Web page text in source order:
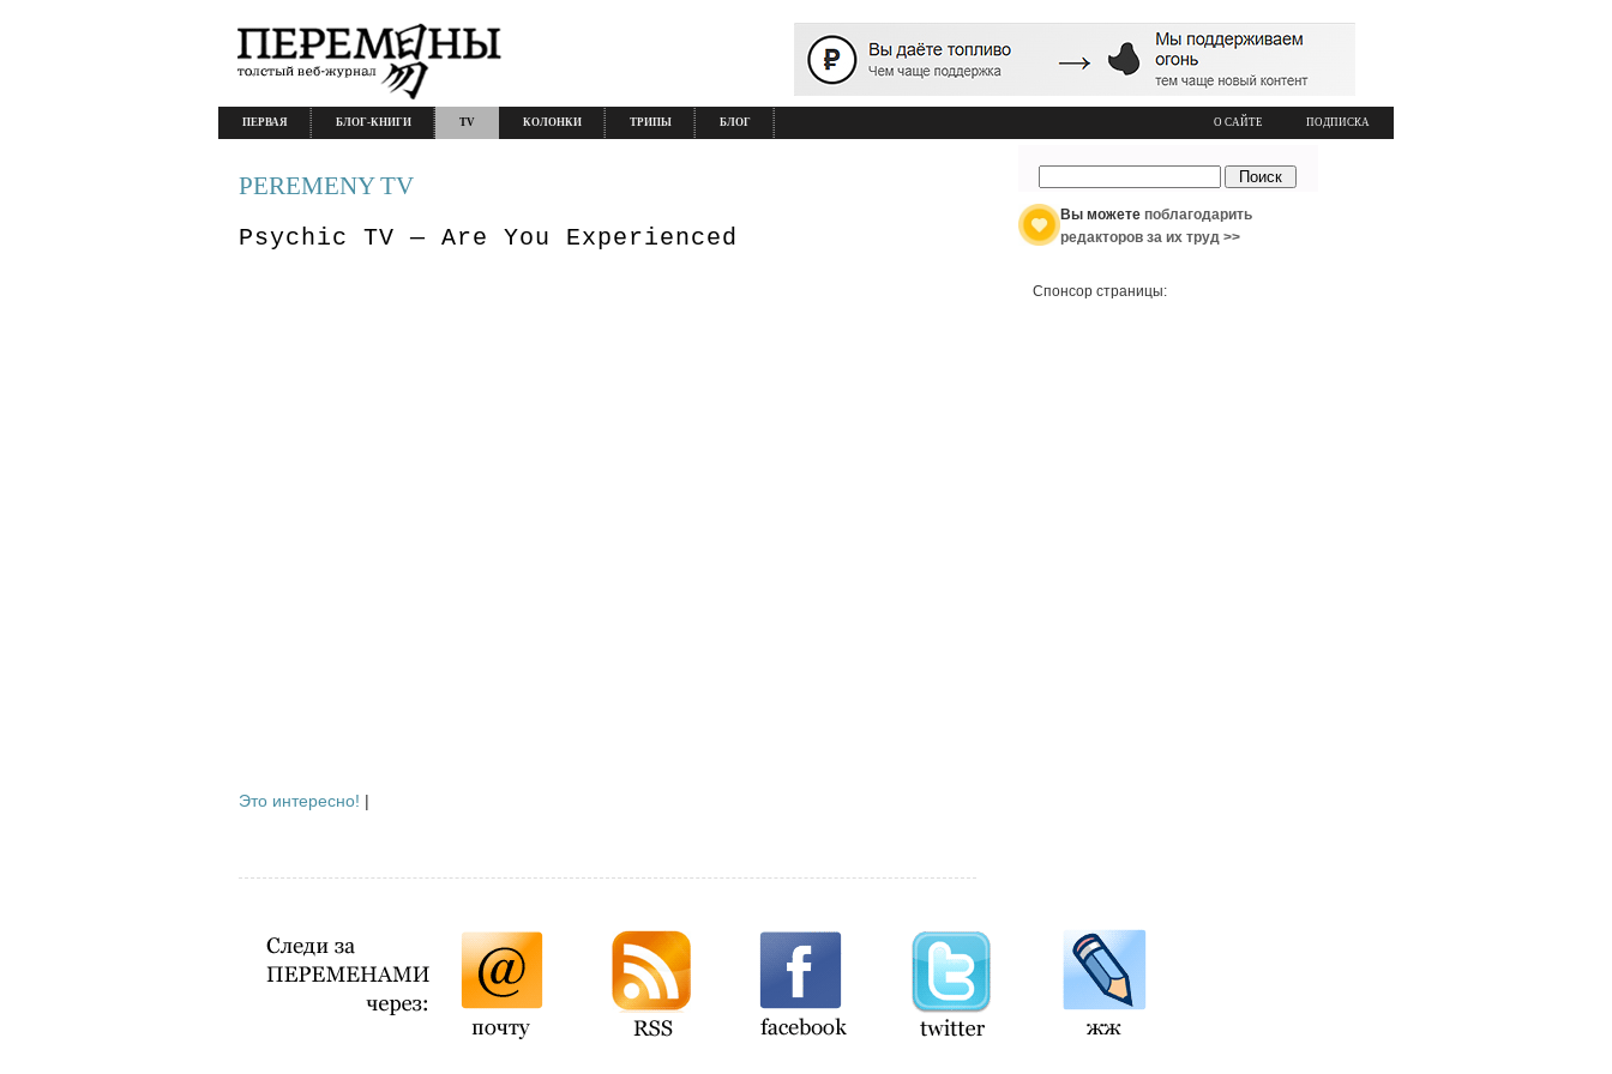
О САЙТЕ ПОДПИСКА
ПЕРВАЯ БЛОГ-КНИГИ TV КОЛОНКИ ТРИПЫ БЛОГ
PEREMENY TV
Psychic TV — Are You Experienced
Это интересно! |
Вы можете поблагодарить
редакторов за их труд >>
Спонсор страницы: